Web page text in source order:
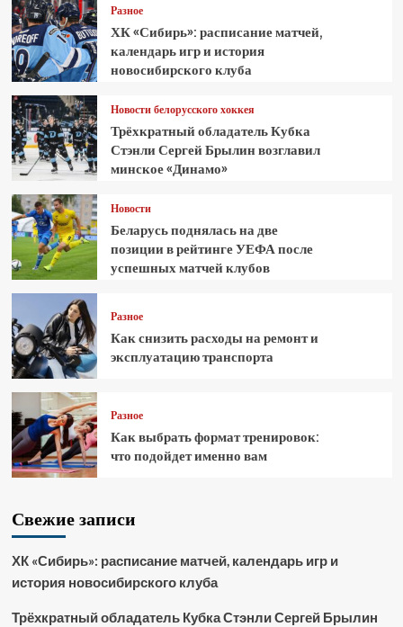
Разное
ХК «Сибирь»: расписание матчей,
календарь игр и история
новосибирского клуба
Новости белорусского хоккея
Трёхкратный обладатель Кубка
Стэнли Сергей Брылин возглавил
минское «Динамо»
Новости
Беларусь поднялась на две
позиции в рейтинге УЕФА после
успешных матчей клубов
Разное
Как снизить расходы на ремонт и
эксплуатацию транспорта
Разное
Как выбрать формат тренировок:
что подойдет именно вам
Свежие записи
ХК «Сибирь»: расписание матчей, календарь игр и
история новосибирского клуба
Трёхкратный обладатель Кубка Стэнли Сергей Брылин